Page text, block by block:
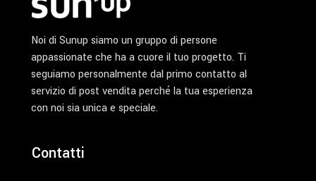
Noi di Sunup siamo un gruppo di persone
appassionate che ha a cuore il tuo progetto. Ti
seguiamo personalmente dal primo contatto al
servizio di post vendita perché la tua esperienza
con noi sia unica e speciale.
Contatti